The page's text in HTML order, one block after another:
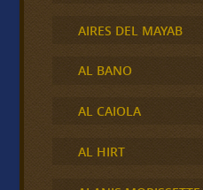
AIRES DEL MAYAB
AL BANO
AL CAIOLA
AL HIRT